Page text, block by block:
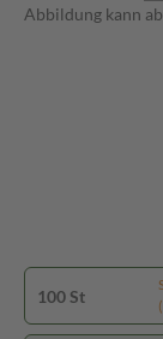
Abbildung kann
100 St